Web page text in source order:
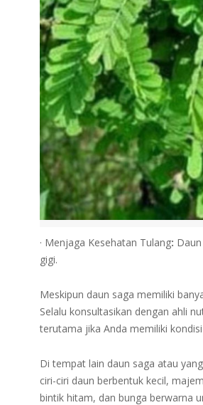
· Menjaga Kesehatan Tulang:
gigi.
Meskipun daun saga memiliki
Selalu konsultasikan dengan ahli
terutama jika Anda memiliki
Di tempat lain daun saga atau
ciri-ciri daun berbentuk kecil,
bintik hitam, dan bunga berwarna